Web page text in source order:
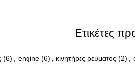
Ετικέτες
(6) , engine (6) , κινητήρες ρεύματος (2) ,